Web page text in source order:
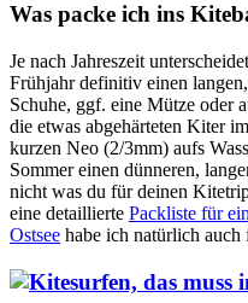
Was packe ich ins
Je nach Jahreszeit
Frühjahr definitiv einen
Schuhe, ggf. eine Mütze oder
die etwas abgehärteten Kiter
kurzen Neo (2/3mm) aufs
Sommer einen dünneren,
nicht was du für deinen
eine detaillierte Packliste für
Ostsee habe ich natürlich auch